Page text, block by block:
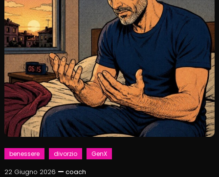
benessere divorzio GenX
22 Giugno 2026 coach